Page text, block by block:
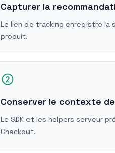
Capturer la
Le lien de tracking enregistre la
produit.
Conserver le contexte
Le SDK et les helpers serveur
Checkout.